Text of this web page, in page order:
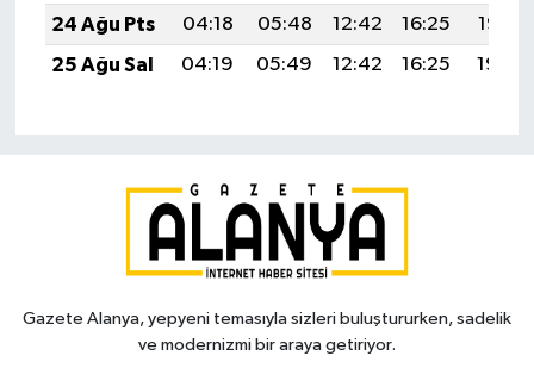
24 Ağu Pts
04:18 05:48 12:42 16:25
19:26
25 Ağu Sal
04:19 05:49 12:42 16:25 19:24
Gazete Alanya, yepyeni temasıyla sizleri buluştururken, sadelik
ve modernizmi bir araya getiriyor.